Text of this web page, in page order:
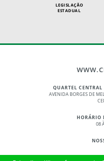
LEGISLAÇÃO
ESTADUAL
QUARTEL
AVENIDA BORGES DE
HORÁRIO
08
© 2017 - 2026 –